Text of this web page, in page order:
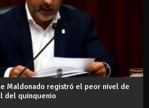
Maldonado registró el peor nivel de
del quinquenio